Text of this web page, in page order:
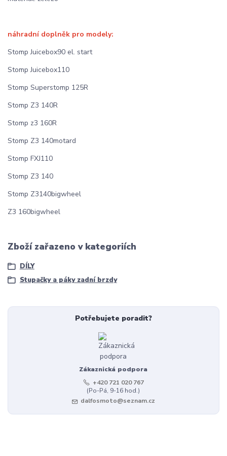
náhradní doplněk pro modely:
Stomp Juicebox90 el. start
Stomp Juicebox110
Stomp Superstomp 125R
Stomp Z3 140R
Stomp z3 160R
Stomp Z3 140motard
Stomp FXJ110
Stomp Z3 140
Stomp Z3140bigwheel
Z3 160bigwheel
Zboží zařazeno v kategoriích
DÍLY
Stupačky a páky zadní brzdy
Potřebujete poradit?
Zákaznická podpora
+420 721 020 767
(Po-Pá, 9-16 hod.)
dalfosmoto@seznam.cz